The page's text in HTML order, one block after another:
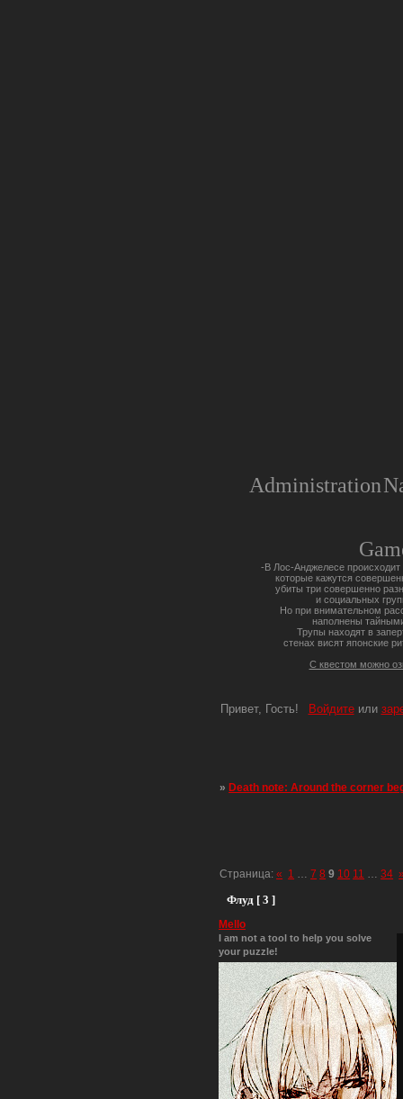
Administration
-В Лос-Анджелесе происходит
которые кажутся
убиты три совершенно
и социальных
Но при внимательном
наполнены
Трупы находят в
стенах висят японские
С квестом можно
Привет, Гость! Войдитеили
»Death note: Around the corner
Флуд [ 3 ]
Страница:« 1 7 8 9 10 11 34 »
Mello
I am not a tool to help you solve
your puzzle!